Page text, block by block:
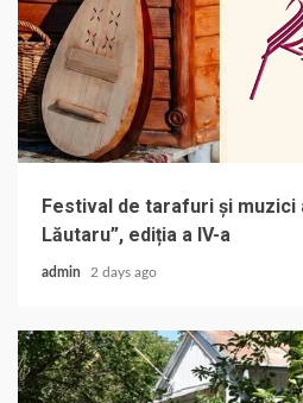
Festival de tarafuri și muzici
Lăutaru”, ediția a IV-a
admin 2 days ago